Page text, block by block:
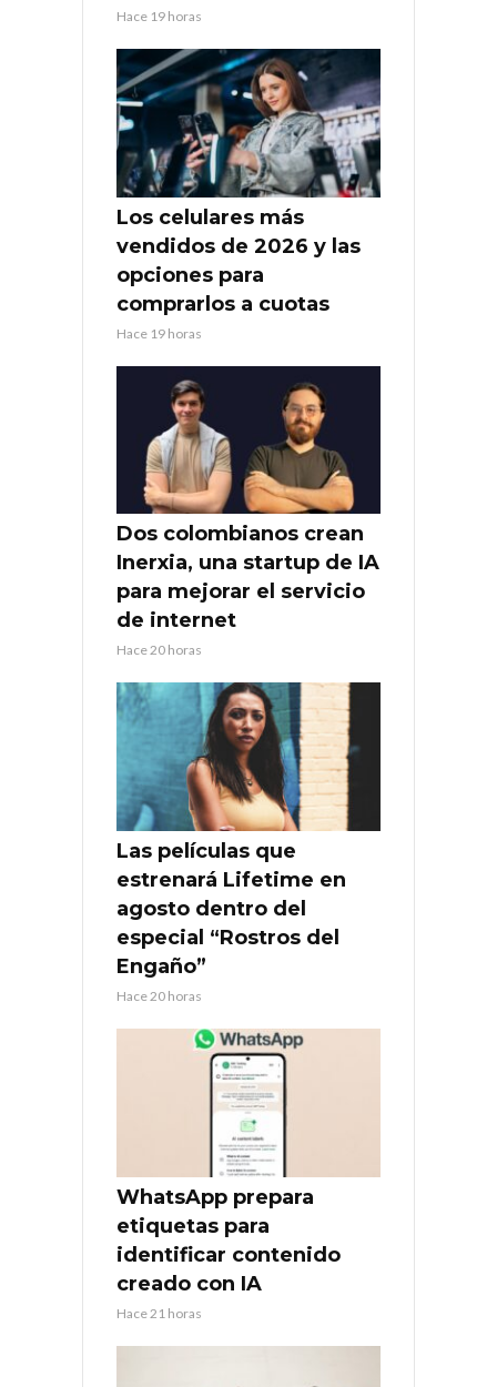
Hace 19 horas
Los celulares más
vendidos de 2026 y las
opciones para
comprarlos a cuotas
Hace 19 horas
Dos colombianos crean
Inerxia, una startup de IA
para mejorar el servicio
de internet
Hace 20 horas
Las películas que
estrenará Lifetime en
agosto dentro del
especial “Rostros del
Engaño”
Hace 20 horas
WhatsApp prepara
etiquetas para
identificar contenido
creado con IA
Hace 21 horas